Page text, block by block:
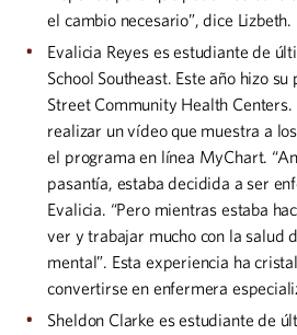
el cambio necesario”, dice Lizbeth. ​
Evalicia Reyes es estudiante de
School Southeast. Este año hizo
Street Community Health Centers.
realizar un vídeo que muestra a
el programa en línea MyChart.
pasantía, estaba decidida a ser
Evalicia. “Pero mientras estaba
ver y trabajar mucho con la salud
mental”. Esta experiencia ha
convertirse en enfermera
Sheldon Clarke es estudiante de